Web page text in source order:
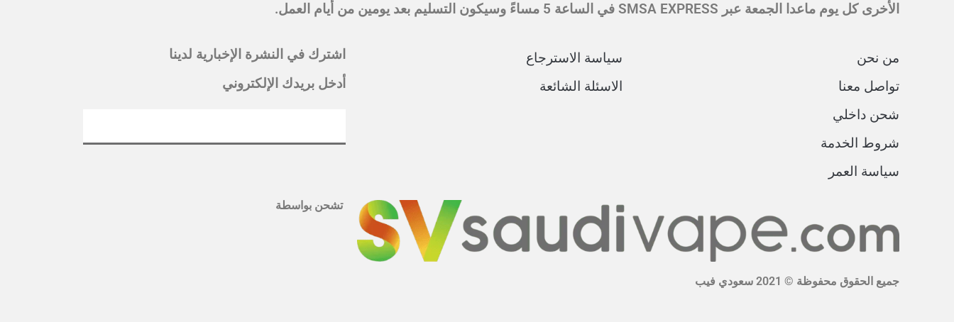
الأخرى كل يوم ماعدا الجمعة عبر SMSA EXPRESS في الساعة 5 مساءً وسيكون التسليم بعد يومين من أيام العمل.
من نحن
تواصل معنا
شحن داخلي
شروط الخدمة
سياسة العمر
سياسة الاسترجاع
الاسئلة الشائعة
اشترك في النشرة الإخبارية لدينا
أدخل بريدك الإلكتروني
جميع الحقوق محفوظة © 2021 سعودي فيب
تشحن بواسطة